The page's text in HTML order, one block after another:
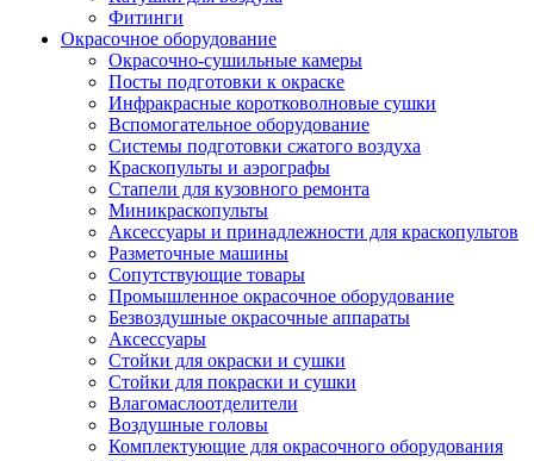
Фитинги
Окрасочное оборудование
Окрасочно-сушильные камеры
Посты подготовки к окраске
Инфракрасные коротковолновые сушки
Вспомогательное оборудование
Системы подготовки сжатого воздуха
Краскопульты и аэрографы
Стапели для кузовного ремонта
Миникраскопульты
Аксессуары и принадлежности для краскопультов
Разметочные машины
Сопутствующие товары
Промышленное окрасочное оборудование
Безвоздушные окрасочные аппараты
Аксессуары
Стойки для окраски и сушки
Стойки для покраски и сушки
Влагомаслоотделители
Воздушные головы
Комплектующие для окрасочного оборудования